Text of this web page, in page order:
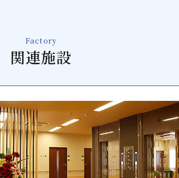
関連施設
Factory